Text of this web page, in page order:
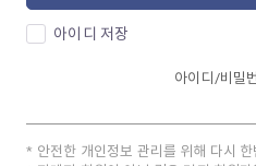
아이디 저장
아이디/비밀
안전한 개인정보 관리를 위해 다시